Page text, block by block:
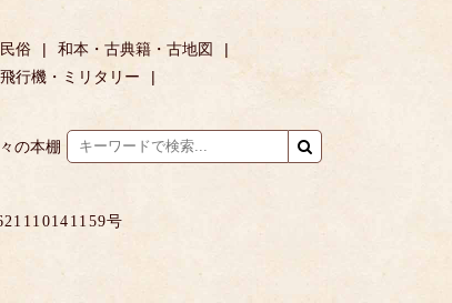
俗
和本・古典籍・古地図
行機・ミリタリー
の本棚
号